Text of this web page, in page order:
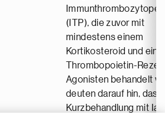
(ITP), die zuvor mit
mindestens einem
Kortikosteroid und
Thrombopoietin-
Agonisten behandelt
deuten darauf hin, dass
Kurzbehandlung mit